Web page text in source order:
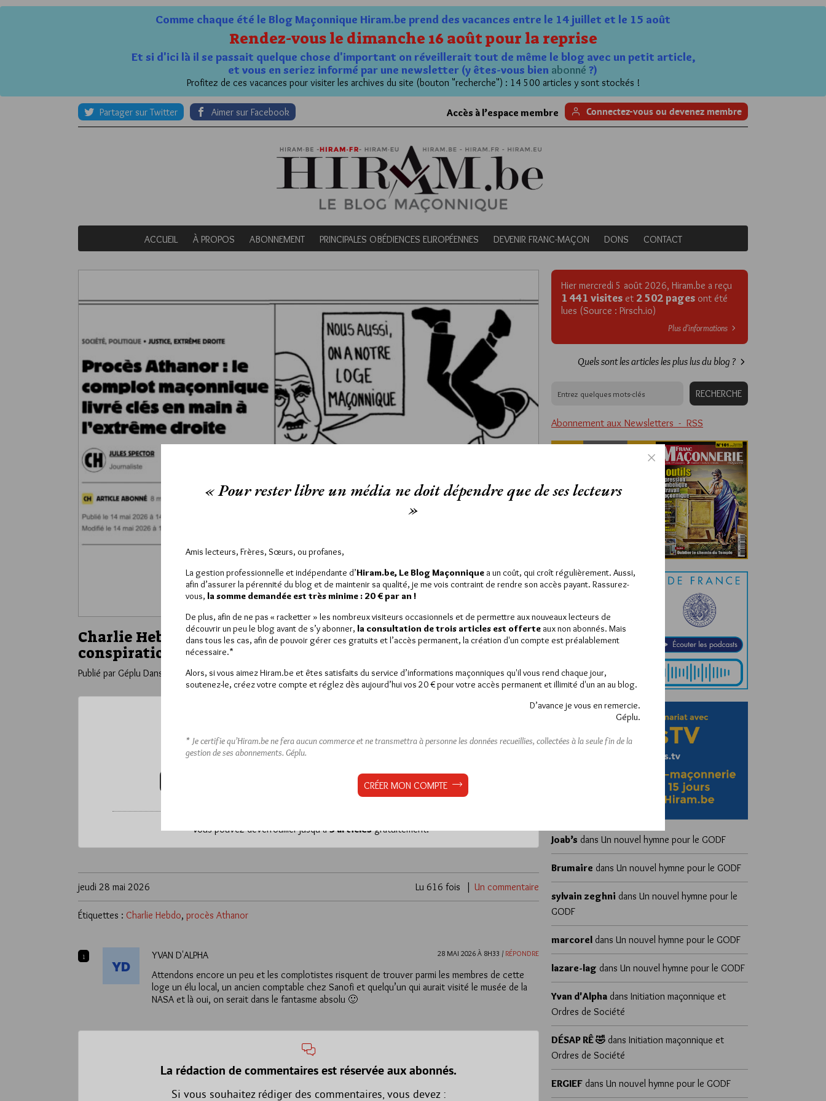
Comme chaque été le Blog Maçonnique Hiram.be prend des vacances entre le 14 juillet et le 15 août
Rendez-vous le dimanche 16 août pour la reprise
Et si d'ici là il se passait quelque chose d'important on réveillerait tout de même le blog avec un petit article,
et vous en seriez informé par une newsletter (y êtes-vous bien abonné ?)
Profitez de ces vacances pour visiter les archives du site (bouton "recherche") : 14 500 articles y sont stockés !
Partager sur Twitter Aimer sur Facebook Accès à l’espace membre Connectez-vous ou devenez membre
ACCUEIL À PROPOS ABONNEMENT PRINCIPALES OBÉDIENCES EUROPÉENNES DEVENIR FRANC-MAÇON DONS CONTACT
Charlie Hebdo, Athanor, et les influenceurs
conspirationnistes
Publié par Géplu Dans Dans la presse
Ce contenu est réservé aux abonnés.
Pour accéder à cet article, vous pouvez choisir de :
LE DÉVERROUILLERGRATUITEMENT*
*Vous pouvez déverrouiller jusqu’à3 articlesgratuitement.
jeudi 28 mai 2026 Un commentaire
Lu 616 fois
Étiquettes : Charlie Hebdo, procès Athanor
1 YVAN D'ALPHA 28 MAI 2026 À 8H33 / RÉPONDRE
Attendons encore un peu et les complotistes risquent de trouver parmi les membres de cette
loge un élu local, un ancien comptable chez Sanofi et quelqu’un qui aurait visité le musée de la
NASA et là oui, on serait dans le fantasme absolu 🙂
La rédaction de commentaires est réservée aux abonnés.
Si vous souhaitez rédiger des commentaires, vous devez :
Hier mercredi 5 août 2026, Hiram.be a reçu
1 441 visites et 2 502 pages ont été
lues (Source : Pirsch.io)
Plus d’informations
Quels sont les articles les plus lus du blog ?
Abonnement aux Newsletters - RSS
Joab’s dans Un nouvel hymne pour le GODF
Brumaire dans Un nouvel hymne pour le GODF
sylvain zeghni dans Un nouvel hymne pour le
GODF
marcorel dans Un nouvel hymne pour le GODF
lazare-lag dans Un nouvel hymne pour le GODF
Yvan d'Alpha dans Initiation maçonnique et
Ordres de Société
DÉSAP RÊ 🤣 dans Initiation maçonnique et
Ordres de Société
ERGIEF dans Un nouvel hymne pour le GODF
« Pour rester libre un média ne doit dépendre que de ses lecteurs
»
Amis lecteurs, Frères, Sœurs, ou profanes,
La gestion professionnelle et indépendante d’Hiram.be, Le Blog Maçonnique a un coût, qui croît régulièrement. Aussi,
afin d’assurer la pérennité du blog et de maintenir sa qualité, je me vois contraint de rendre son accès payant. Rassurez-
vous, la somme demandée est très minime : 20 € par an !
De plus, afin de ne pas « racketter » les nombreux visiteurs occasionnels et de permettre aux nouveaux lecteurs de
découvrir un peu le blog avant de s’y abonner, la consultation de trois articles est offerte aux non abonnés. Mais
dans tous les cas, afin de pouvoir gérer ces gratuits et l’accès permanent, la création d'un compte est préalablement
nécessaire.*
Alors, si vous aimez Hiram.be et êtes satisfaits du service d’informations maçonniques qu'il vous rend chaque jour,
soutenez-le, créez votre compte et réglez dès aujourd’hui vos 20 € pour votre accès permanent et illimité d'un an au blog.
D’avance je vous en remercie.
Géplu.
* Je certifie qu’Hiram.be ne fera aucun commerce et ne transmettra à personne les données recueillies, collectées à la seule fin de la
gestion de ses abonnements. Géplu.
CRÉER MON COMPTE